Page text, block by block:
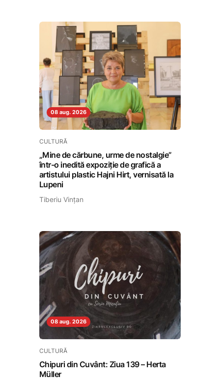
08 aug. 2026
CULTURĂ
„Mine de cărbune, urme de nostalgie”
într-o inedită expoziție de grafică a
artistului plastic Hajni Hirt, vernisată la
Lupeni
Tiberiu Vințan
08 aug. 2026
CULTURĂ
Chipuri din Cuvânt: Ziua 139 – Herta
Müller